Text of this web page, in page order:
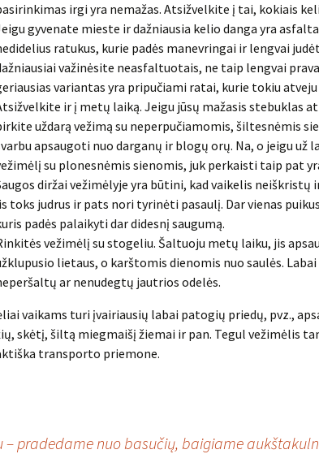
irgi yra nemažas. Atsižvelkite į tai, kokiais
gyvenate mieste ir dažniausia kelio danga yra
ratukus, kurie padės manevringai ir lengvai
važinėsite neasfaltuotais, ne taip lengvai
variantas yra pripučiami ratai, kurie tokiu atveju
ir į metų laiką. Jeigu jūsų mažasis stebuklas
uždarą vežimą su neperpučiamomis, šiltesnėmis
apsaugoti nuo darganų ir blogų orų. Na, o jeigu už
su plonesnėmis sienomis, juk perkaisti taip pat
diržai vežimėlyje yra būtini, kad vaikelis neiškristų
toks judrus ir pats nori tyrinėti pasaulį. Dar vienas
padės palaikyti dar didesnį saugumą.
vežimėlį su stogeliu. Šaltuoju metų laiku, jis
lietaus, o karštomis dienomis nuo saulės. Labai
ar nenudegtų jautrios odelės.
vaikams turi įvairiausių labai patogių priedų, pvz.,
skėtį, šiltą miegmaišį žiemai ir pan. Tegul vežimėlis
transporto priemone.
– pradedame nuo basučių, baigiame